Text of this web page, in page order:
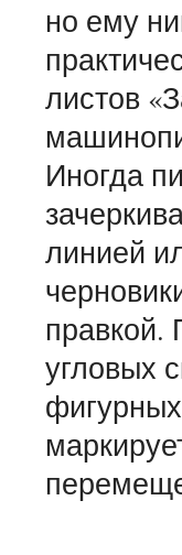
но ему
листов
Иногда
линией
правкой.
угловых